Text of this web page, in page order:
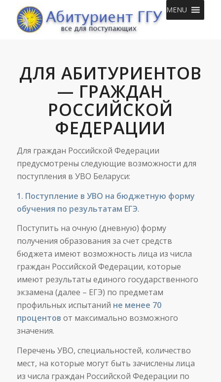
MENU
ДЛЯ АБИТУРИЕНТОВ
— ГРАЖДАН
РОССИЙСКОЙ
ФЕДЕРАЦИИ
Для граждан Российской Федерации
предусмотрены следующие возможности для
поступления в УВО Беларуси:
1. Поступление в УВО на бюджетную форму
обучения по результатам ЕГЭ.
Поступить на очную (дневную) форму
получения образования за счет средств
бюджета имеют возможность лица из числа
граждан Российской Федерации, которые
имеют результаты единого государственного
экзамена (далее – ЕГЭ) по предметам
профильных испытаний не менее 70
процентов от максимально возможного
значения.
Перечень УВО, специальностей, количество
мест, на которые могут быть зачислены лица
из числа граждан Российской Федерации по